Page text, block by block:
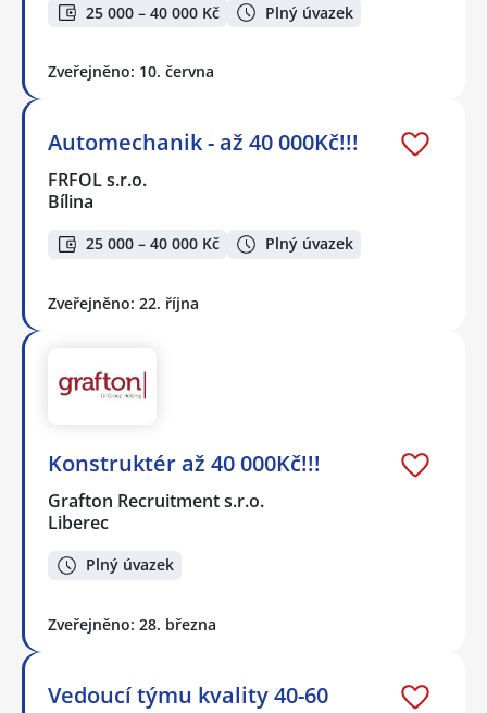
25 000 – 40 000 Kč Plný úvazek
Zveřejněno: 10. června
Automechanik - až 40 000Kč!!!
FRFOL s.r.o.
Bílina
25 000 – 40 000 Kč Plný úvazek
Zveřejněno: 22. října
Konstruktér až 40 000Kč!!!
Grafton Recruitment s.r.o.
Liberec
Plný úvazek
Zveřejněno: 28. března
Vedoucí týmu kvality 40-60